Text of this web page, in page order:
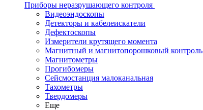
Приборы неразрушающего контроля
Видеоэндоскопы
Детекторы и кабелеискатели
Дефектоскопы
Измерители крутящего момента
Магнитный и магнитопорошковый контроль
Магнитометры
Прогибомеры
Сейсмостанция малоканальная
Тахометры
Твердомеры
Еще